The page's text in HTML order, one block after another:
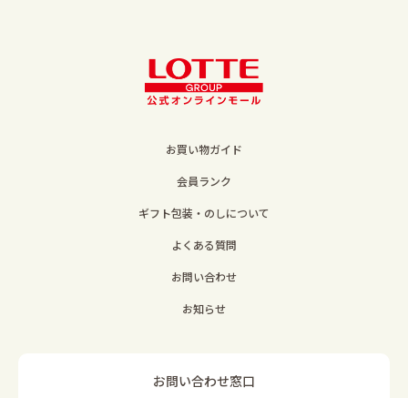
お買い物ガイド
会員ランク
ギフト包装・のしについて
よくある質問
お問い合わせ
お知らせ
お問い合わせ窓口